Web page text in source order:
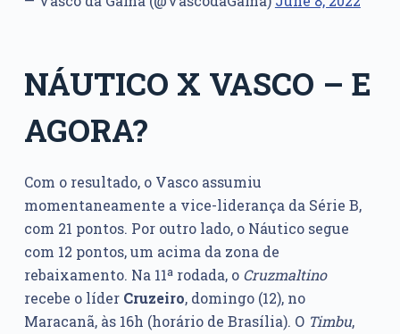
NÁUTICO X VASCO – E
AGORA?
Com o resultado, o Vasco assumiu
momentaneamente a vice-liderança da Série B,
com 21 pontos. Por outro lado, o Náutico segue
com 12 pontos, um acima da zona de
rebaixamento. Na 11ª rodada, o Cruzmaltino
recebe o líder Cruzeiro, domingo (12), no
Maracanã, às 16h (horário de Brasília). O Timbu,